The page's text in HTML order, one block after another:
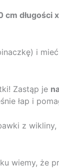
cm długości
i
Zastąp je
łap i
z
wiemy, że